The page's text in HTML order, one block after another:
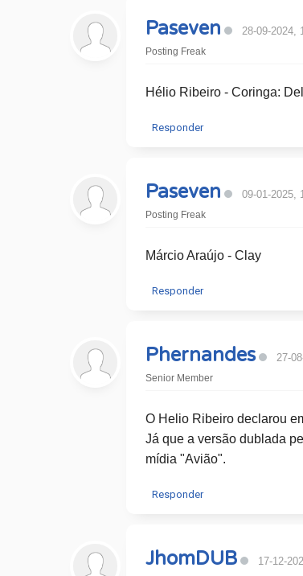
Paseven 28-09-2024,
Posting Freak
Hélio Ribeiro - Coringa:
Responder
Paseven 09-01-2025,
Posting Freak
Márcio Araújo - Clay
Responder
Phernandes 27-
Senior Member
O Helio Ribeiro declarou
Já que a versão dublada
mídia "Avião".
Responder
JhomDUB 17-12-